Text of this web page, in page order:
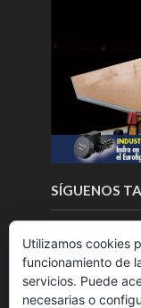
SÍGUENOS
Utilizamos cookies
funcionamiento de
servicios. Puede
necesarias o